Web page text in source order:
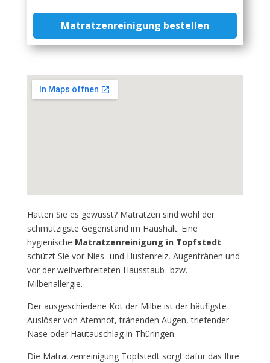
Matratzenreinigung bestellen
Hätten Sie es gewusst? Matratzen sind wohl der
schmutzigste Gegenstand im Haushalt. Eine
hygienische Matratzenreinigung in Topfstedt
schützt Sie vor Nies- und Hustenreiz, Augentränen und
vor der weitverbreiteten Hausstaub- bzw.
Milbenallergie.
Der ausgeschiedene Kot der Milbe ist der häufigste
Auslöser von Atemnot, tränenden Augen, triefender
Nase oder Hautauschlag in Thüringen.
Die Matratzenreinigung Topfstedt sorgt dafür das Ihre